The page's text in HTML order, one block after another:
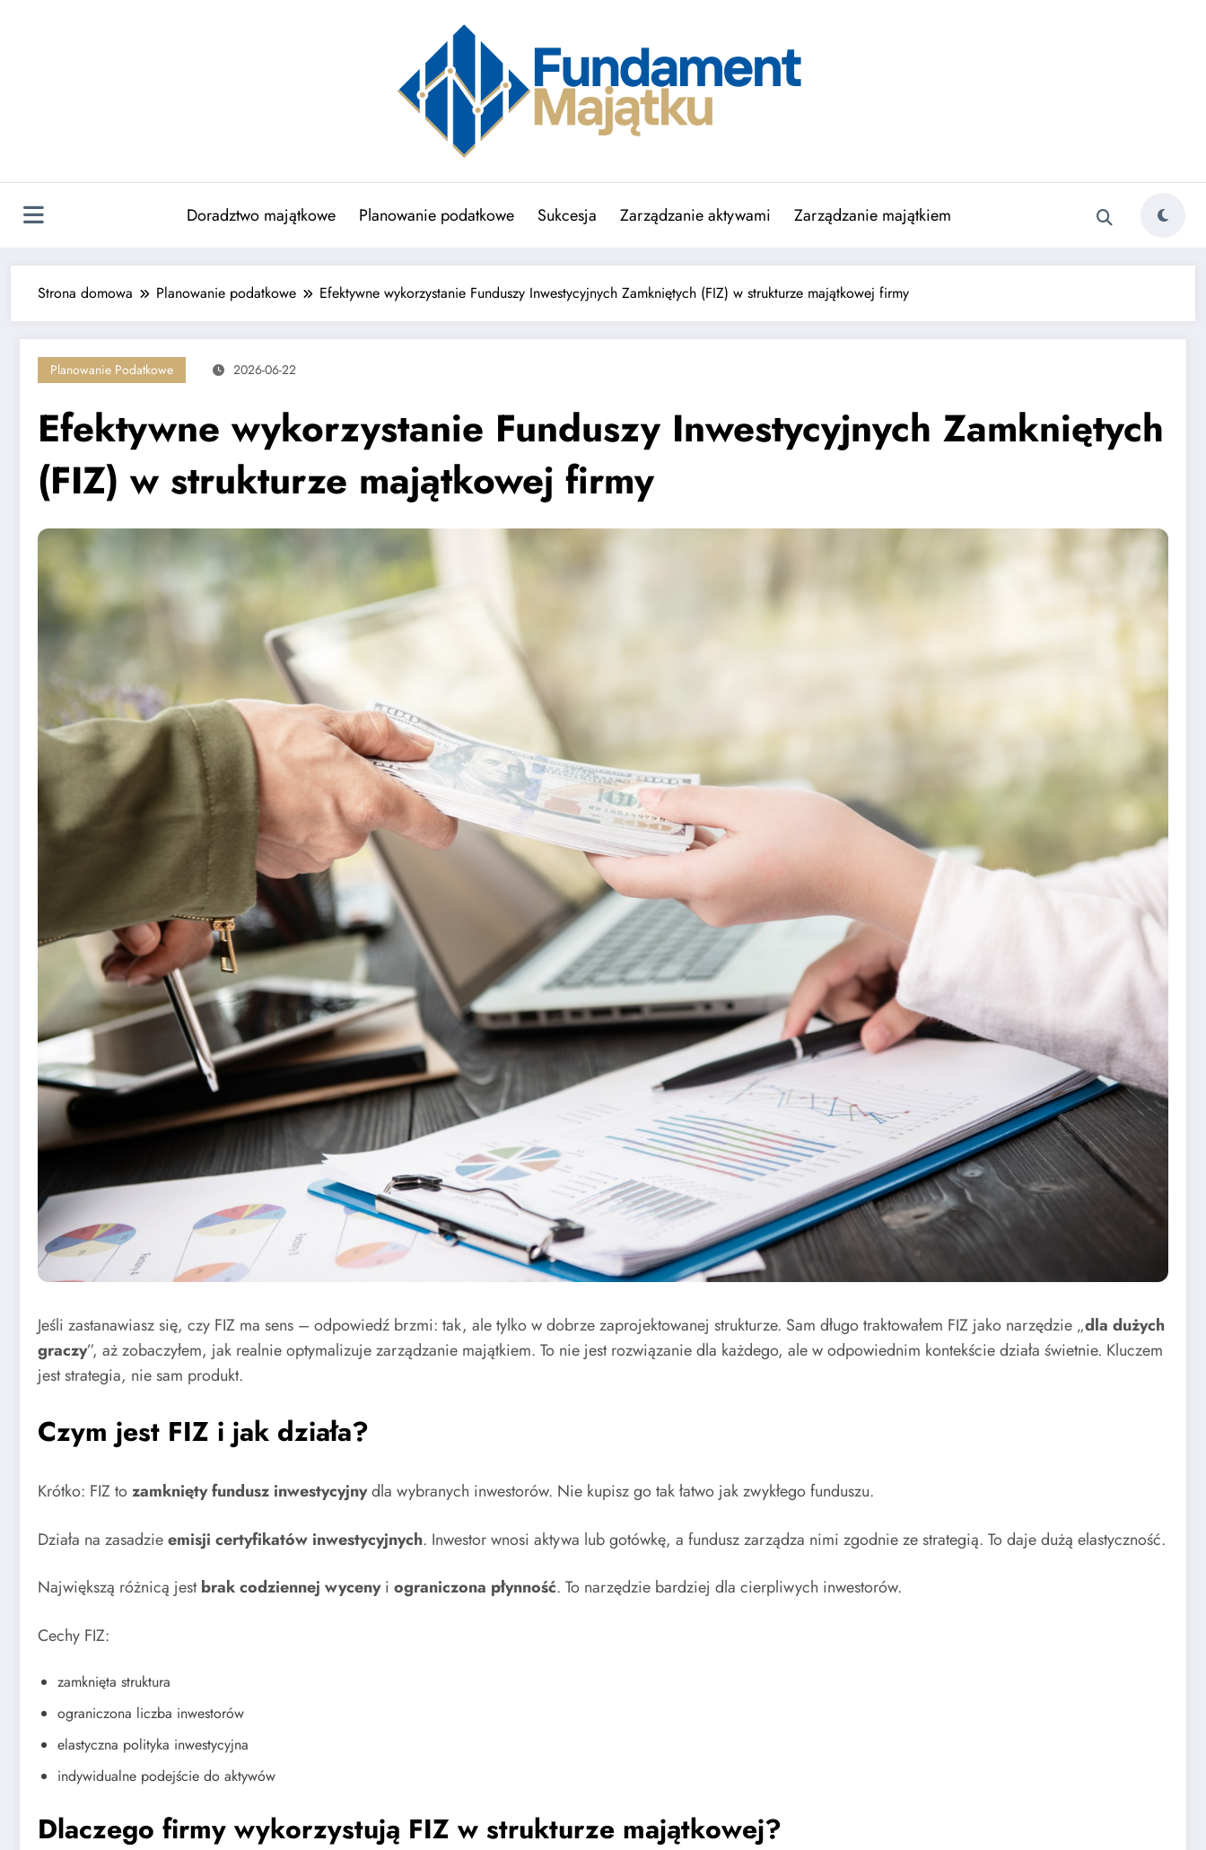
Doradztwo majątkowe Planowanie podatkowe Sukcesja Zarządzanie aktywami Zarządzanie majątkiem
Strona domowa Planowanie podatkowe Efektywne wykorzystanie Funduszy Inwestycyjnych Zamkniętych (FIZ) w strukturze majątkowej firmy
Planowanie Podatkowe 2026-06-22
Efektywne wykorzystanie Funduszy Inwestycyjnych Zamkniętych
(FIZ) w strukturze majątkowej firmy
Jeśli zastanawiasz się, czy FIZ ma sens – odpowiedź brzmi: tak, ale tylko w dobrze zaprojektowanej strukturze. Sam długo traktowałem FIZ jako narzędzie „dla dużych
graczy”, aż zobaczyłem, jak realnie optymalizuje zarządzanie majątkiem. To nie jest rozwiązanie dla każdego, ale w odpowiednim kontekście działa świetnie. Kluczem
jest strategia, nie sam produkt.
Czym jest FIZ i jak działa?
Krótko: FIZ tozamknięty fundusz inwestycyjnydla wybranych inwestorów. Nie kupisz go tak łatwo jak zwykłego funduszu.
Działa na zasadzieemisji certyfikatów inwestycyjnych. Inwestor wnosi aktywa lub gotówkę, a fundusz zarządza nimi zgodnie ze strategią. To daje dużą elastyczność.
Największą różnicą jestbrak codziennej wycenyi ograniczona płynność. To narzędzie bardziej dla cierpliwych inwestorów.
Cechy FIZ:
zamknięta struktura
ograniczona liczba inwestorów
elastyczna polityka inwestycyjna
indywidualne podejście do aktywów
Dlaczego firmy wykorzystują FIZ w strukturze majątkowej?